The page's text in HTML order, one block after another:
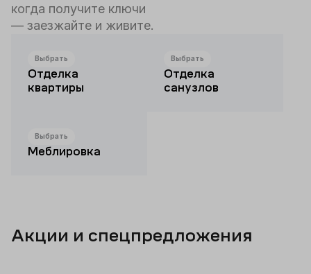
когда получите ключи
— заезжайте и живите.
Выбрать
Отделка
квартиры
Выбрать
Отделка
санузлов
Выбрать
Меблировка
Акции и спецпредложения